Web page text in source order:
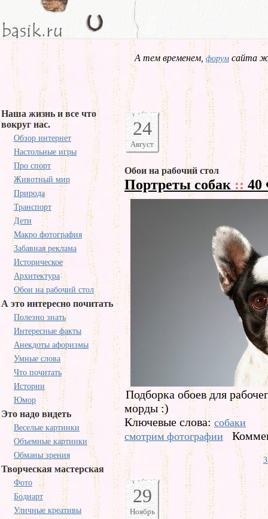
А тем временем,форум сайта
Наша жизнь и все что
вокруг нас.
Обзор интернет
Настольные игры
Про спорт
Животный мир
Природа
Транспорт
Дети
Макро фотография
Забавная реклама
Историческое
Архитектура
Обои на рабочий стол
А это интересно почитать
Полезно знать
Интересные факты
Анекдоты афоризмы
Умные слова
Что почитать
Истории
Юмор
Это надо видеть
Веселые картинки
Объемные картинки
Обманы зрения
Творческая мастерская
Фото
Бодиарт
Уличные креативы
24
Август
Обои на рабочий стол
Портреты собак :: 40
Подборка обоев для
морды :)
Ключевые слова: собаки
смотрим фотографии
29
Ноябрь